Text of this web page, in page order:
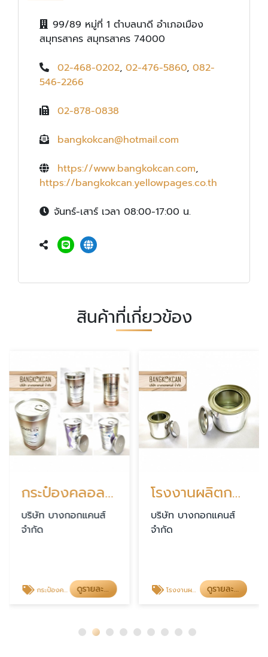
99/89 หมู่ที่ 1 ตำบลนาดี อำเภอเมือง
สมุทรสาคร สมุทรสาคร 74000
02-468-0202, 02-476-5860, 082-
546-2266
02-878-0838
bangkokcan@hotmail.com
https://www.bangkokcan.com,
https://bangkokcan.yellowpages.co.th
จันทร์-เสาร์ เวลา 08:00-17:00 น.
สินค้าที่เกี่ยวข้อง
กระป๋องคลอลาเจน ราคาโรงงาน
บริษัท บางกอกแคนส์
จำกัด
กระป๋องคลอลาเจน ราคาโรงงาน ดูรายละเอียด
โรงงานผลิตกระป๋องกาว ราคา
บริษัท บางกอกแคนส์
จำกัด
โรงงานผลิตกระป๋องกาว ราคา ดูรายละเอียด